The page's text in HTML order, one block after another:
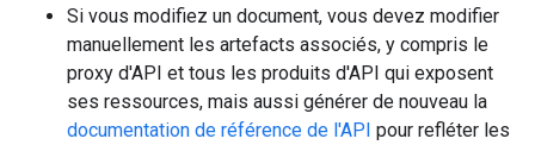
Si vous modifiez un document, vous devez modifier
manuellement les artefacts associés, y compris le
proxy d'API et tous les produits d'API qui exposent
ses ressources, mais aussi générer de nouveau la
documentation de référence de l'API pour refléter les